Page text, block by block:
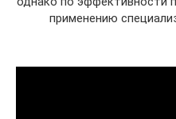
применению